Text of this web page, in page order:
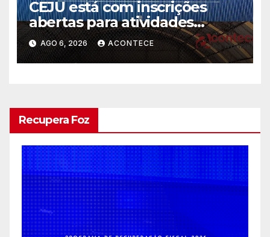
CEJU está com inscrições
abertas para atividades
gratuitas
AGO 6, 2026 ACONTECE
Recupera Foz